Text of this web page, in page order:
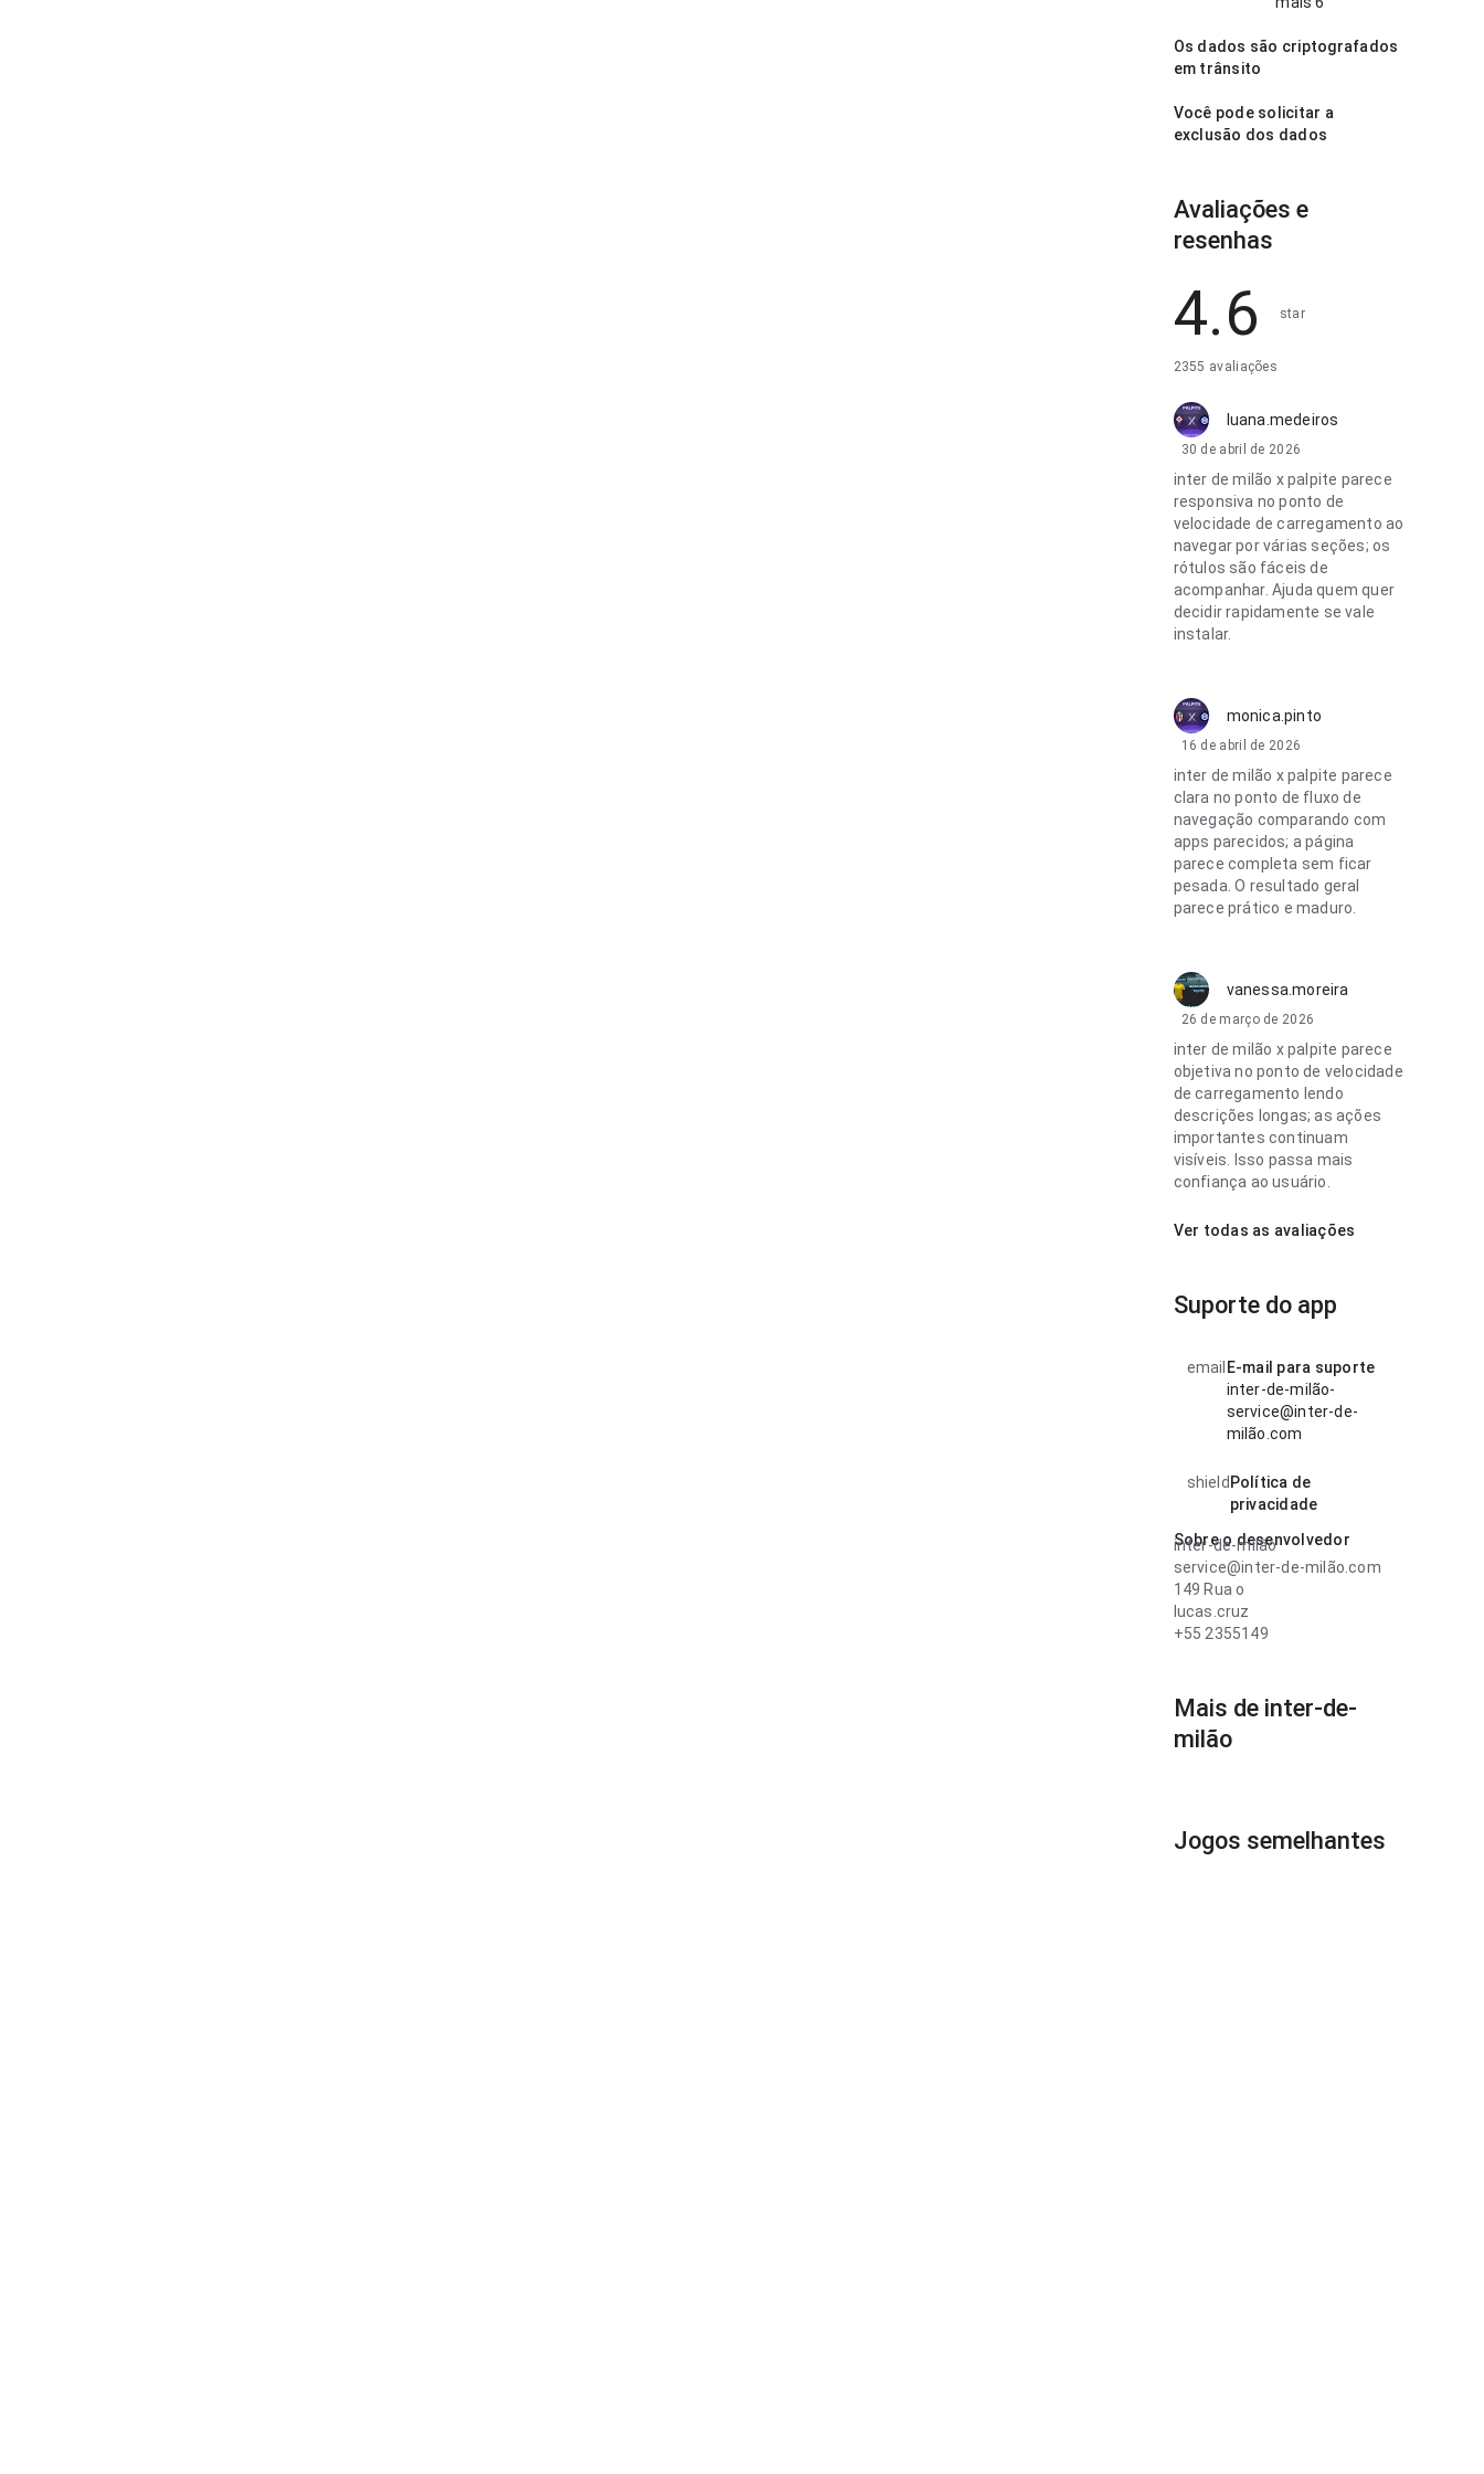
Os dados são criptografados
em trânsito
Você pode solicitar a
exclusão dos dados
Avaliações e
resenhas
4.6 star
2355 avaliações
luana.medeiros
30 de abril de 2026
inter de milão x palpite parece
responsiva no ponto de
velocidade de carregamento ao
navegar por várias seções; os
rótulos são fáceis de
acompanhar. Ajuda quem quer
decidir rapidamente se vale
instalar.
monica.pinto
16 de abril de 2026
inter de milão x palpite parece
clara no ponto de fluxo de
navegação comparando com
apps parecidos; a página
parece completa sem ficar
pesada. O resultado geral
parece prático e maduro.
vanessa.moreira
26 de março de 2026
inter de milão x palpite parece
objetiva no ponto de velocidade
de carregamento lendo
descrições longas; as ações
importantes continuam
visíveis. Isso passa mais
confiança ao usuário.
Ver todas as avaliações
Suporte do app
email E-mail para suporte
inter-de-milão-
service@inter-de-
milão.com
shield Política de
privacidade
Sobre o desenvolvedor
inter-de-milão
service@inter-de-milão.com
149 Rua o
lucas.cruz
+55 2355149
Mais de inter-de-
milão
Jogos semelhantes